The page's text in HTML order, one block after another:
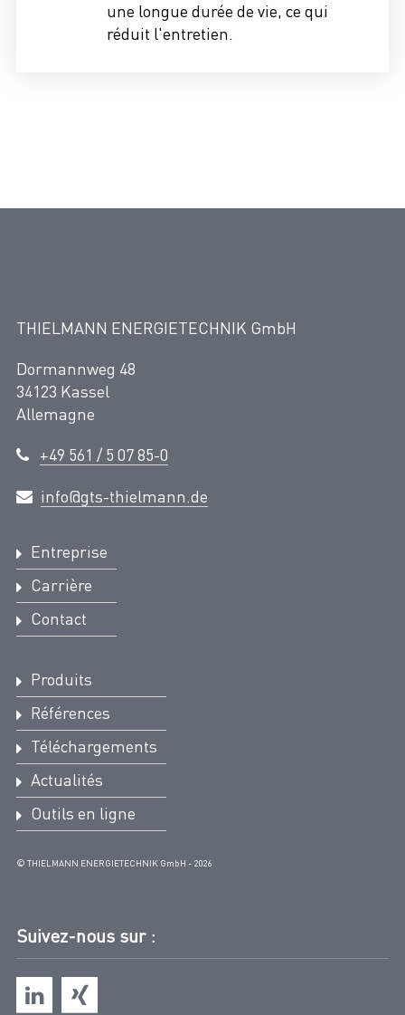
une longue durée de vie, ce qui
réduit l'entretien.
THIELMANN ENERGIETECHNIK GmbH
Dormannweg 48
34123 Kassel
Allemagne
+49 561 / 5 07 85-0
info@gts-thielmann.de
Entreprise
Carrière
Contact
Produits
Références
Téléchargements
Actualités
Outils en ligne
© THIELMANN ENERGIETECHNIK GmbH - 2026
Suivez-nous sur :